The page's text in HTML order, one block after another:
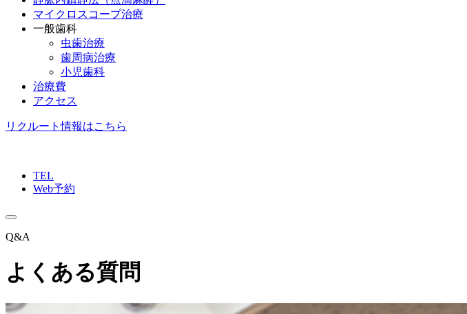
マイクロスコープ治療
一般歯科
虫歯治療
歯周病治療
小児歯科
治療費
アクセス
リクルート情報はこちら
TEL
Web予約
Q&A
よくある質問